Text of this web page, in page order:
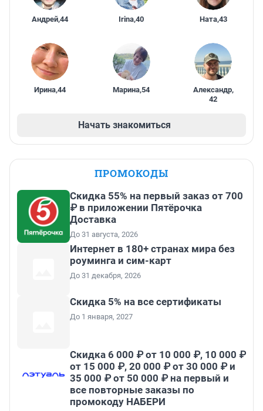
Андрей,44 Irina,40 Ната,43
Ирина,44 Марина,54 Александр,
42
Начать знакомиться
ПРОМОКОДЫ
Скидка 55% на первый заказ от 700
₽ в приложении Пятёрочка
Доставка
До 31 августа, 2026
Интернет в 180+ странах мира без
роуминга и сим-карт
До 31 декабря, 2026
Скидка 5% на все сертификаты
До 1 января, 2027
Скидка 6 000 ₽ от 10 000 ₽, 10 000 ₽
от 15 000 ₽, 20 000 ₽ от 30 000 ₽ и
35 000 ₽ от 50 000 ₽ на первый и
все повторные заказы по
промокоду НАБЕРИ